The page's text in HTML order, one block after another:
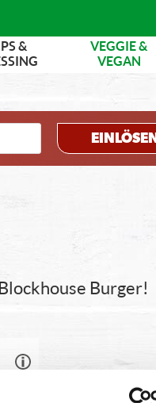
&
VEGGIE &
VEGAN
EINLÖSEN
Burger!